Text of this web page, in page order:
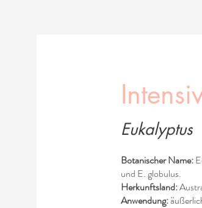
Eukalyptus
Botanischer Name:
und E. globulus.
Herkunftsland:
Anwendung: